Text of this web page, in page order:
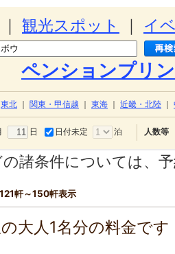
観光スポット イ
ペンションプリ
東北 関東・甲信越 東海 近畿・北陸
日 日付未定 泊 人数等
諸条件については、
121軒～150軒表示
大人1名分の料金で